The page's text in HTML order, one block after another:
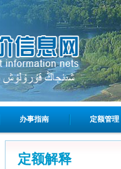
办事指南 定额管理
定额解释